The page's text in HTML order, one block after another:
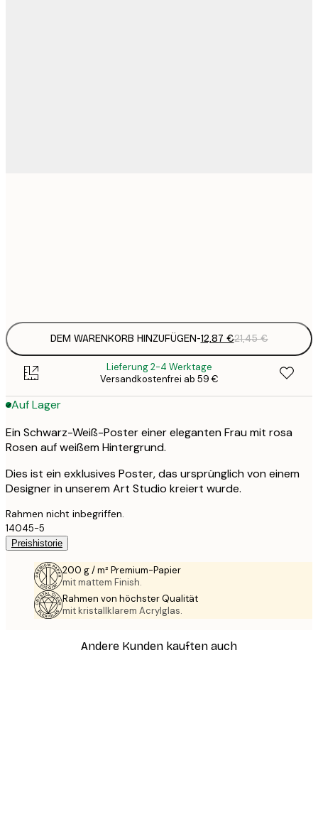
DEM WARENKORB HINZUFÜGEN-12,87 €21,45 €
Lieferung 2-4 Werktage
Versandkostenfrei ab 59 €
Auf Lager
Ein Schwarz-Weiß-Poster einer eleganten Frau mit rosa
Rosen auf weißem Hintergrund.
Dies ist ein exklusives Poster, das ursprünglich von einem
Designer in unserem Art Studio kreiert wurde.
Rahmen nicht inbegriffen.
14045-5
Preishistorie
200 g / m² Premium-Papier
mit mattem Finish.
Rahmen von höchster Qualität
mit kristallklarem Acrylglas.
Andere Kunden kauften auch